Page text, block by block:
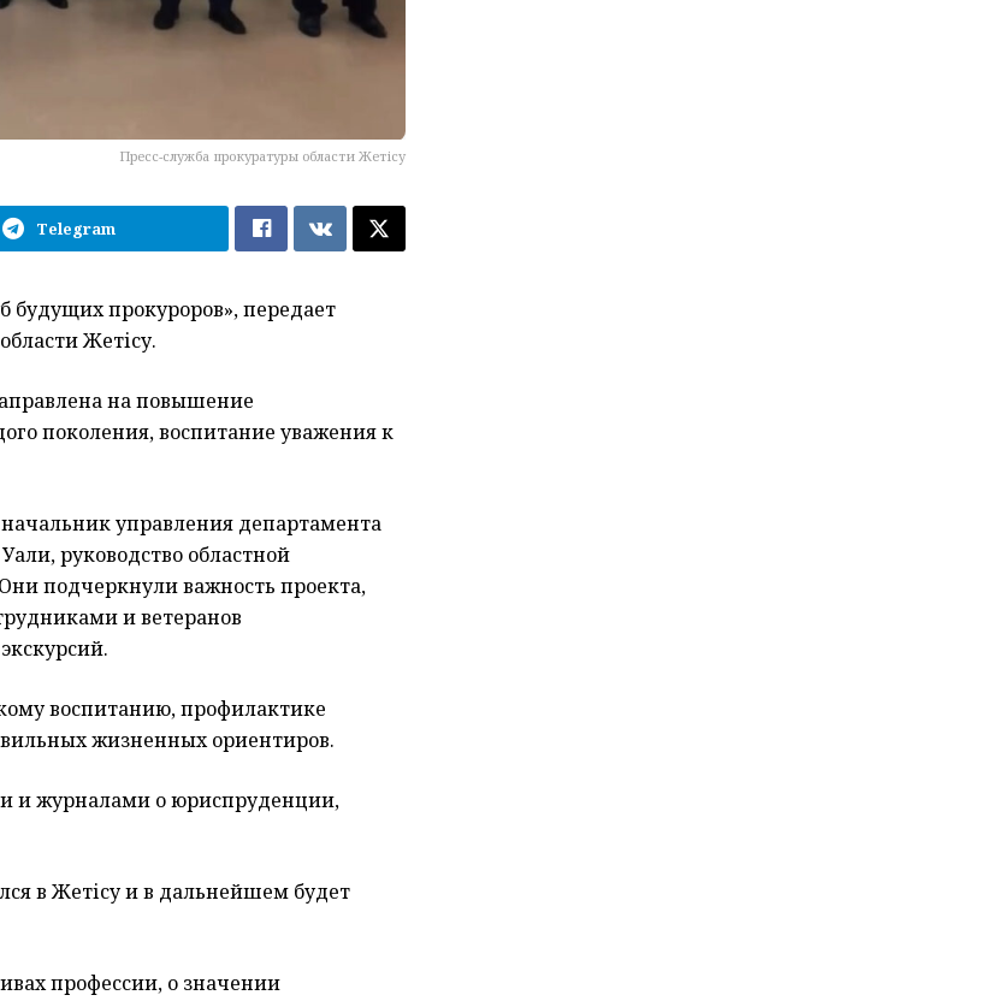
Пресс-служба прокуратуры области Жетісу
Telegram
прокуроров», передает
Жетісу.
на повышение
поколения, воспитание уважения к
управления департамента
руководство областной
подчеркнули важность проекта,
и ветеранов
воспитанию, профилактике
жизненных ориентиров.
и журналами о юриспруденции,
в Жетісу и в дальнейшем будет
профессии, о значении